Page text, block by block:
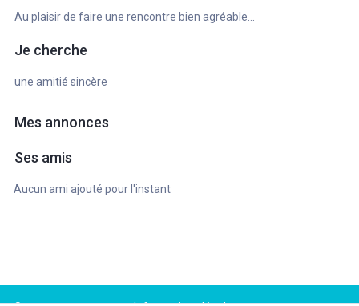
Au plaisir de faire une rencontre bien agréable...
Je cherche
une amitié sincère
Mes annonces
Ses amis
Aucun ami ajouté pour l'instant